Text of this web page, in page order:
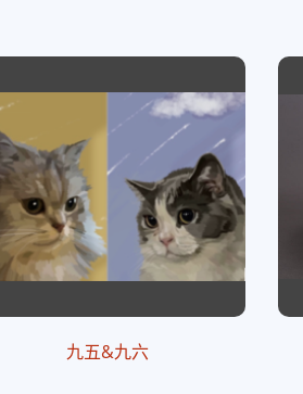
九五&九六